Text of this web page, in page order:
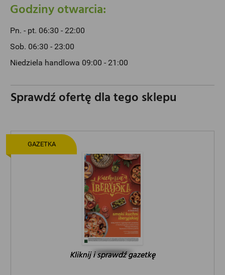
Godziny otwarcia:
Pn. - pt. 06:30 - 22:00
Sob. 06:30 - 23:00
Niedziela handlowa 09:00 - 21:00
Sprawdź ofertę dla tego sklepu
Kliknij i sprawdź gazetkę
Kliknij i sprawdź gazetkę
Kliknij i sprawdź gazetkę
GAZETKA